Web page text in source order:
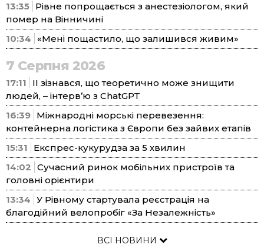
13:35 Рівне попрощається з анестезіологом, який
помер на Вінничині
10:34
«Мені пощастило, що залишився живим»
7 Серпня 2026
17:11
ІІ зізнався, що теоретично може знищити
людей, – інтерв’ю з ChatGPT
16:39 Міжнародні морські перевезення:
контейнерна логістика з Європи без зайвих етапів
15:31
Експрес-кукурудза за 5 хвилин
14:02 Сучасний ринок мобільних пристроїв та
головні орієнтири
13:34 У Рівному стартувала реєстрація на
благодійний велопробіг «За Незалежність»
ВСІ НОВИНИ